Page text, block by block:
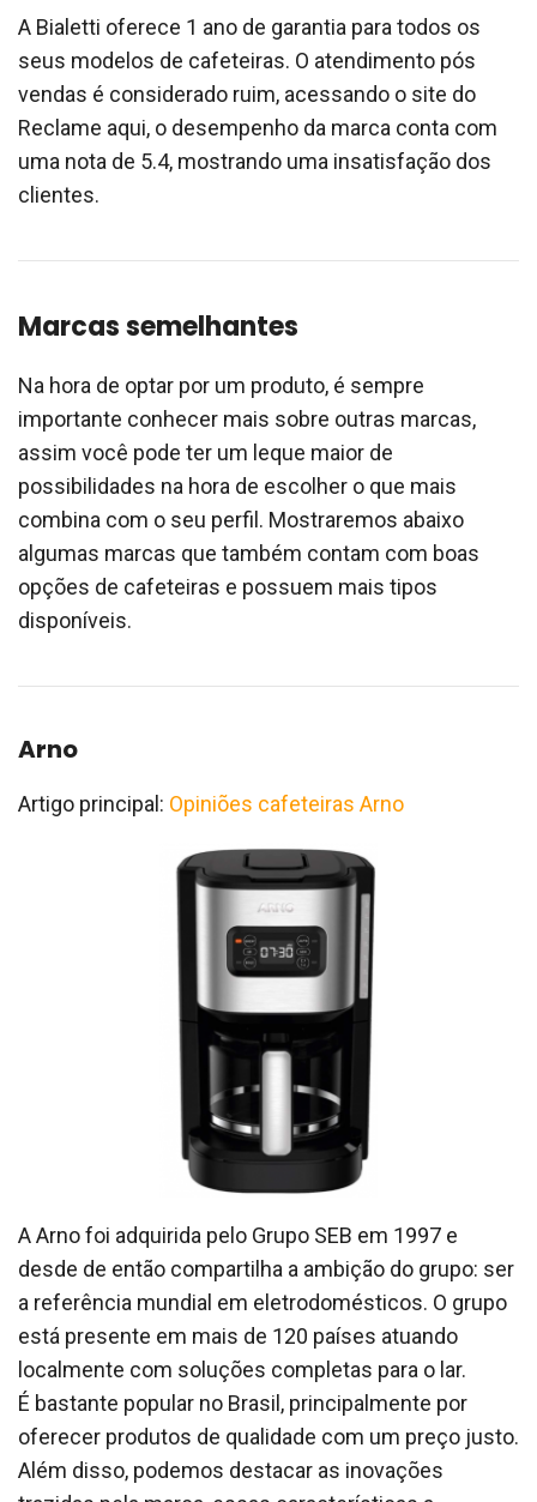
A Bialetti oferece 1 ano de garantia para todos os
seus modelos de cafeteiras. O atendimento pós
vendas é considerado ruim, acessando o site do
Reclame aqui, o desempenho da marca conta com
uma nota de 5.4, mostrando uma insatisfação dos
clientes.
Marcas semelhantes
Na hora de optar por um produto, é sempre
importante conhecer mais sobre outras marcas,
assim você pode ter um leque maior de
possibilidades na hora de escolher o que mais
combina com o seu perfil. Mostraremos abaixo
algumas marcas que também contam com boas
opções de cafeteiras e possuem mais tipos
disponíveis.
Arno
Artigo principal: Opiniões cafeteiras Arno
A Arno foi adquirida pelo Grupo SEB em 1997 e
desde de então compartilha a ambição do grupo: ser
a referência mundial em eletrodomésticos. O grupo
está presente em mais de 120 países atuando
localmente com soluções completas para o lar.
É bastante popular no Brasil, principalmente por
oferecer produtos de qualidade com um preço justo.
Além disso, podemos destacar as inovações